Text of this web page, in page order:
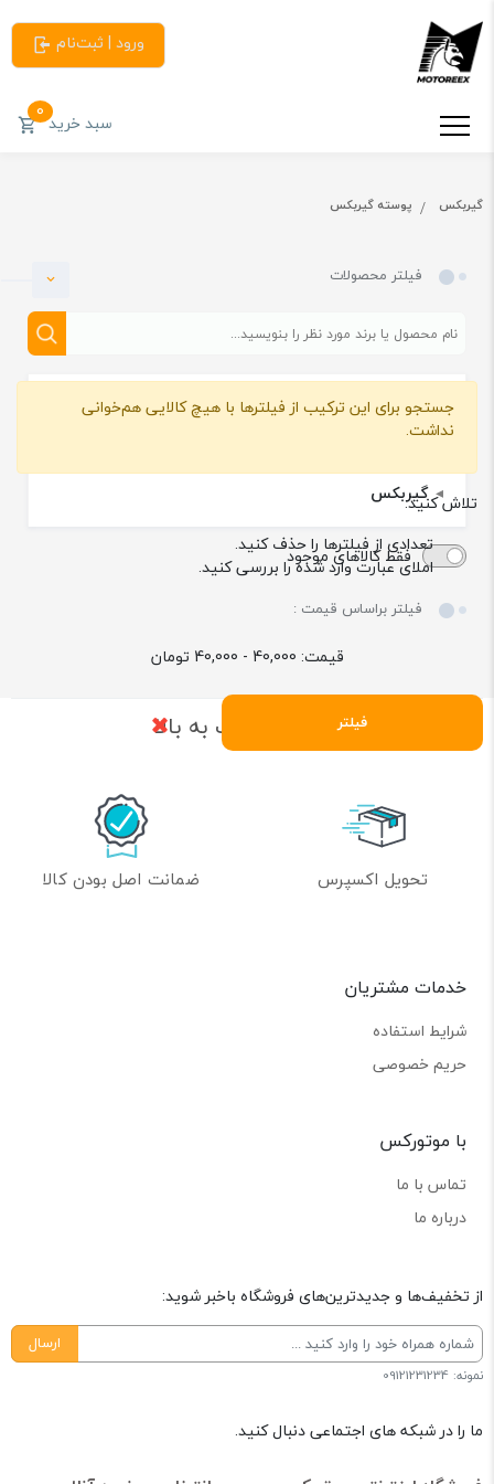
ورود | ثبت‌نام
سبد خرید0
گیربکس پوسته گیربکس
فیلتر محصولات
دسته بندی
گیربکس
فقط کالاهای موجود
فیلتر براساس قیمت :
قیمت: 40,000 - 40,000 تومان
فیلتر
جستجو برای این ترکیب از فیلترها با هیچ کالایی هم‌خوانی
نداشت.
تلاش کنید:
تعدادی از فیلترها را حذف کنید.
املای عبارت وارد شده را بررسی کنید.
بازگشت به بالا
تحویل اکسپرس ضمانت اصل بودن کالا
خدمات مشتریان
شرایط استفاده
حریم خصوصی
با موتورکس
تماس با ما
درباره ما
از تخفیف‌ها و جدیدترین‌های فروشگاه باخبر شوید:
ارسال
نمونه: 09121231234
ما را در شبکه های اجتماعی دنبال کنید.